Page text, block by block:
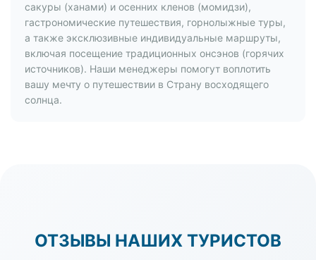
сакуры (ханами) и осенних кленов (момидзи),
гастрономические путешествия, горнолыжные туры,
а также эксклюзивные индивидуальные маршруты,
включая посещение традиционных онсэнов (горячих
источников). Наши менеджеры помогут воплотить
вашу мечту о путешествии в Страну восходящего
солнца.
ОТЗЫВЫ НАШИХ ТУРИСТОВ